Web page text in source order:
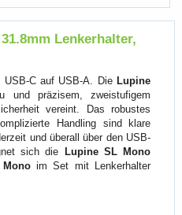
Lenkerhalter,
USB-C auf USB-A. Die Lupine
präzisem, zweistufigem
vereint. Das robustes
Handling sind klare
und überall über den USB-
sich die
Lupine SL Mono
im Set mit Lenkerhalter